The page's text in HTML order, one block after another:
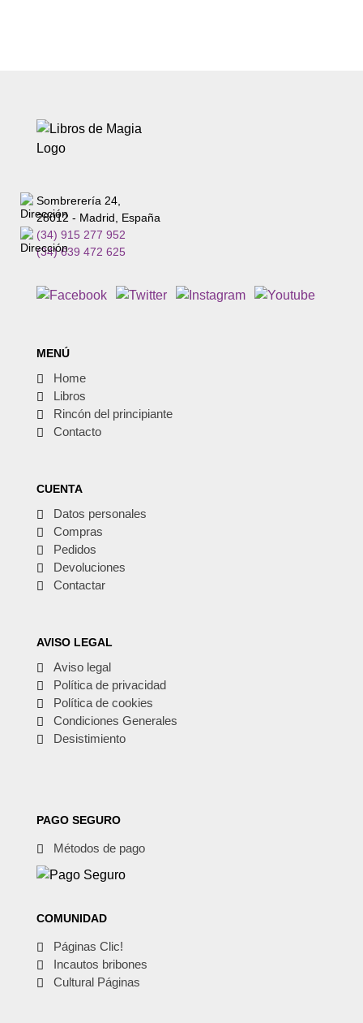
Sombrerería 24,
28012 - Madrid, España
(34) 915 277 952
(34) 639 472 625
MENÚ
Home
Libros
Rincón del principiante
Contacto
CUENTA
Datos personales
Compras
Pedidos
Devoluciones
Contactar
AVISO LEGAL
Aviso legal
Política de privacidad
Política de cookies
Condiciones Generales
Desistimiento
PAGO SEGURO
Métodos de pago
COMUNIDAD
Páginas Clic!
Incautos bribones
Cultural Páginas